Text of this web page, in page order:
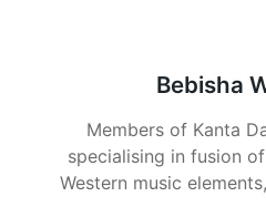
Bebisha
Members of Kanta
specialising in fusion
Western music